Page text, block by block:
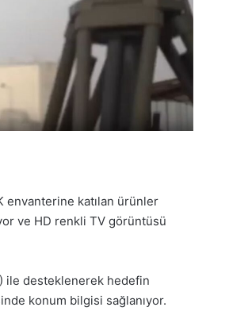
envanterine katılan ürünler
ve HD renkli TV görüntüsü
ile desteklenerek hedefin
konum bilgisi sağlanıyor.